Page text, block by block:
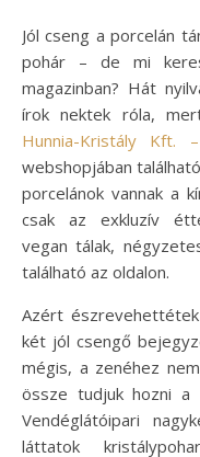
Jól cseng a porcelán tányér, még annál is jobban a kristály
pohár – de mi
magazinban? Hát
írok nektek róla,
Hunnia-Kristály Kft.
webshopjában
porcelánok vannak a
csak az exkluzív
vegan tálak,
található az oldalon.
Azért
két jól csengő
mégis, a zenéhez
össze tudjuk hozni
Vendéglátóipari
láttatok